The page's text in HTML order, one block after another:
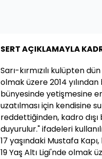
SERT AÇIKLAMAYLA
Sarı-kırmızılı kulüpten
olmak üzere 2014
bünyesinde yetişmesine
uzatılması için kendisine
reddettiğinden, kadro dışı
duyurulur." ifadeleri
17 yaşındaki Mustafa
19 Yaş Altı Ligi'nde olmak